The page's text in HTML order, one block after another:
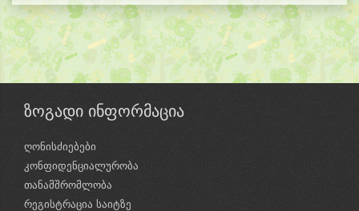
ზოგადი ინფორმაცია
ღონისძიებები
კონფიდენციალურობა
თანამშრომლობა
რეგისტრაცია საიტზე